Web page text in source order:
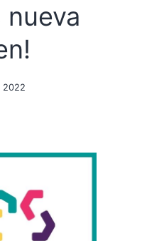
nueva
2022